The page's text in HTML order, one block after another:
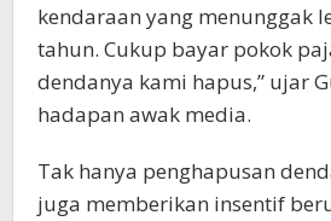
kendaraan yang menunggak
tahun. Cukup bayar pokok
dendanya kami hapus,” ujar
hadapan awak media.
Tak hanya penghapusan
juga memberikan insentif